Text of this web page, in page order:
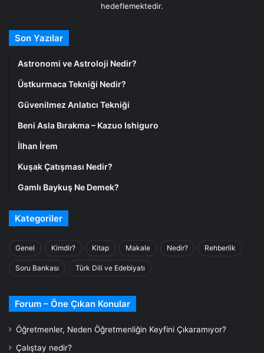
hedeflemektedir.
Son Yazılar
Astronomi ve Astroloji Nedir?
Üstkurmaca Tekniği Nedir?
Güvenilmez Anlatıcı Tekniği
Beni Asla Bırakma – Kazuo Ishiguro
İlhan İrem
Kuşak Çatışması Nedir?
Gamlı Baykuş Ne Demek?
Kategoriler
Genel Kimdir? Kitap Makale Nedir? Rehberlik
Soru Bankası Türk Dili ve Edebiyatı
Forum – Öne Çıkan Konular
Öğretmenler, Neden Öğretmenliğin Keyfini Çıkaramıyor?
Çalıştay nedir?